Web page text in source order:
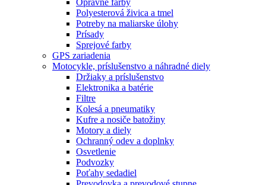
Polyesterová živica a tmel
Potreby na maliarske úlohy
Prísady
Sprejové farby
GPS zariadenia
Motocykle, príslušenstvo a náhradné diely
Držiaky a príslušenstvo
Elektronika a batérie
Filtre
Kolesá a pneumatiky
Kufre a nosiče batožiny
Motory a diely
Ochranný odev a doplnky
Osvetlenie
Podvozky
Poťahy sedadiel